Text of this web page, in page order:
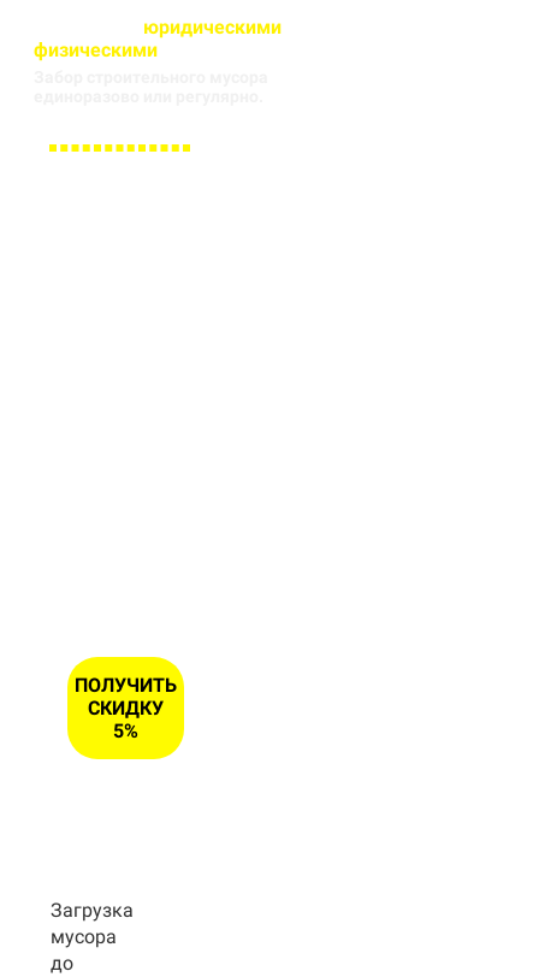
юридическими
физическими
ПОЛУЧИТЬ
СКИДКУ
5%
Загрузка
мусора
до